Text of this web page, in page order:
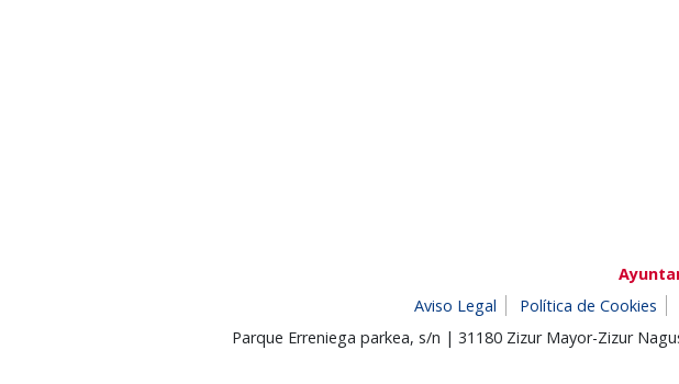
Aviso Legal
Política de Cookies
Parque Erreniega parkea, s/n | 31180 Zizur Mayor-Zizur